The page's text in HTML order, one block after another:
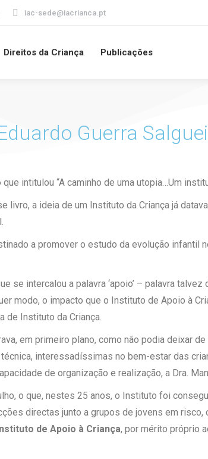
iac-sede@iacrianca.pt
Direitos da Criança Publicações
Guerra
intitulou “A caminho de uma utopia…Um
livro, a ideia de um Instituto da Criança já
a promover o estudo da evolução
se intercalou a palavra ‘apoio’ – palavra
modo, o impacto que o Instituto de Apoio à
de Instituto da Criança.
em primeiro plano, como não podia deixar
interessadíssimas no bem-estar das
de organização e realização, a Dra.
o que, nestes 25 anos, o Instituto foi
directas junto a grupos de jovens em
de Apoio à Criança, por mérito próprio